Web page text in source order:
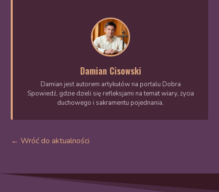
Damian Cisowski
Damian jest autorem artykułów na portalu Dobra
Spowiedź, gdzie dzieli się refleksjami na temat wiary, życia
duchowego i sakramentu pojednania.
← Wróć do aktualności